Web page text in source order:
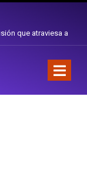
en Corporación